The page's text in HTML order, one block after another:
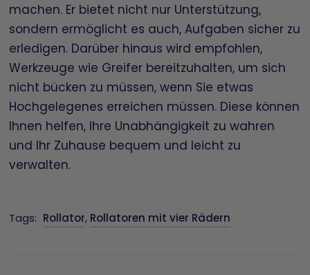
machen. Er bietet nicht nur Unterstützung,
sondern ermöglicht es auch, Aufgaben sicher zu
erledigen. Darüber hinaus wird empfohlen,
Werkzeuge wie Greifer bereitzuhalten, um sich
nicht bücken zu müssen, wenn Sie etwas
Hochgelegenes erreichen müssen. Diese können
Ihnen helfen, Ihre Unabhängigkeit zu wahren
und Ihr Zuhause bequem und leicht zu
verwalten.
Tags: Rollator, Rollatoren mit vier Rädern